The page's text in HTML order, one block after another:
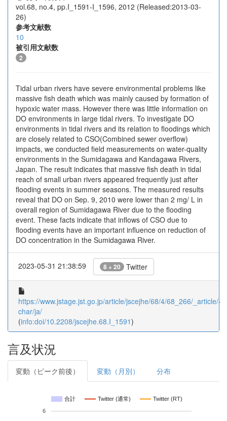
vol.68, no.4, pp.I_1591-I_1596, 2012 (Released:2013-03-
26)
参考文献数
10
被引用文献数
2
Tidal urban rivers have severe environmental problems like
massive fish death which was mainly caused by formation of
hypoxic water mass. However there was little information on
DO environments in large tidal rivers. To investigate DO
environments in tidal rivers and its relation to floodings which
are closely related to CSO(Combined sewer overflow)
impacts, we conducted field measurements on water-quality
environments in the Sumidagawa and Kandagawa Rivers,
Japan. The result indicates that massive fish death in tidal
reach of small urban rivers appeared frequently just after
flooding events in summer seasons. The measured results
reveal that DO on Sep. 9, 2010 were lower than 2 mg/ L in
overall region of Sumidagawa River due to the flooding
event. These facts indicate that inflows of CSO due to
flooding events have an important influence on reduction of
DO concentration in the Sumidagawa River.
2023-05-31 21:38:59 8 + 20 Twitter
https://www.jstage.jst.go.jp/article/jscejhe/68/4/68_266/_article/-
char/ja/
(info:doi/10.2208/jscejhe.68.I_1591)
言及状況
変動（ピーク前後） 変動（月別） 分布
合計 Twitter (通常) Twitter (RT)
6